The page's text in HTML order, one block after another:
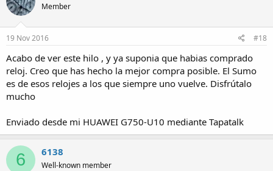
Member
19 Nov 2016 #18
Acabo de ver este hilo , y ya suponia que habias comprado
reloj. Creo que has hecho la mejor compra posible. El Sumo
es de esos relojes a los que siempre uno vuelve. Disfrútalo
mucho
Enviado desde mi HUAWEI G750-U10 mediante Tapatalk
6 6138
Well-known member